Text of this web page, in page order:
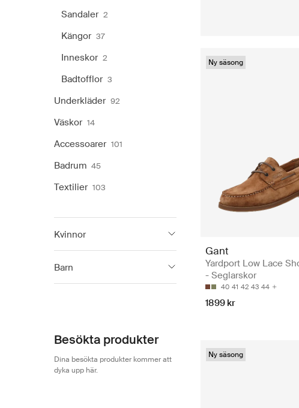
Sandaler 2
Kängor 37
Inneskor 2
Badtofflor 3
Underkläder 92
Väskor 14
Accessoarer 101
Badrum 45
Textilier 103
Kvinnor
Gant Footwear 184
Barn
Besökta produkter
Dina besökta produkter kommer att
dyka upp här.
Ny säsong
Gant
Yardport Low Lace
- Seglarskor
40 41 42 43 44
1899 kr
Ny säsong